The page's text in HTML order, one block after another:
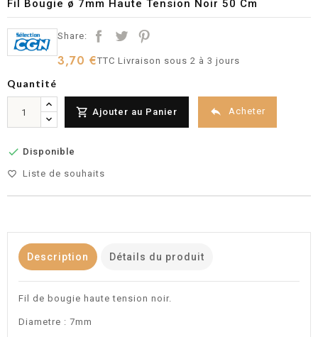
Fil Bougie ø 7mm Haute Tension Noir 50 Cm
Share:
3,70 €TTCLivraison sous 2 à 3 jours
Quantité
 Ajouter au Panier  Acheter
 Disponible
favorite_border Liste de souhaits
Description Détails du produit
Fil de bougie haute tension noir.
Diametre : 7mm